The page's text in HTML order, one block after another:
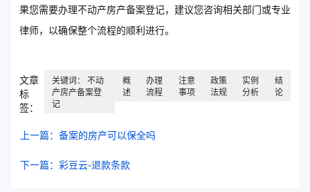
果您需要办理不动产房产备案登记，建议您咨询相关部门或专业
律师，以确保整个流程的顺利进行。
文章
标
签：
关键词： 不动
产房产备案登
记
概
述
办理
流程
注意
事项
政策
法规
实例
分析
结
论
上一篇：备案的房产可以保全吗
下一篇：彩豆云-退款条款